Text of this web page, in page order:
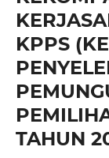
KPPS
TAHUN